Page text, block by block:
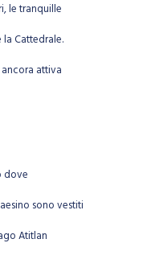
le tranquille
Cattedrale.
attiva
dove
sono vestiti
Atitlan